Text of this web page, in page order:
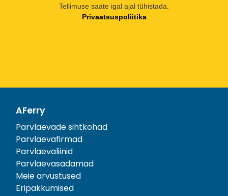
Tellimuse saate igal ajal tühistada.
Privaatsuspoliitika
AFerry
Parvlaevade sihtkohad
Parvlaevafirmad
Parvlaevaliinid
Parvlaevasadamad
Meie arvustused
Eripakkumised